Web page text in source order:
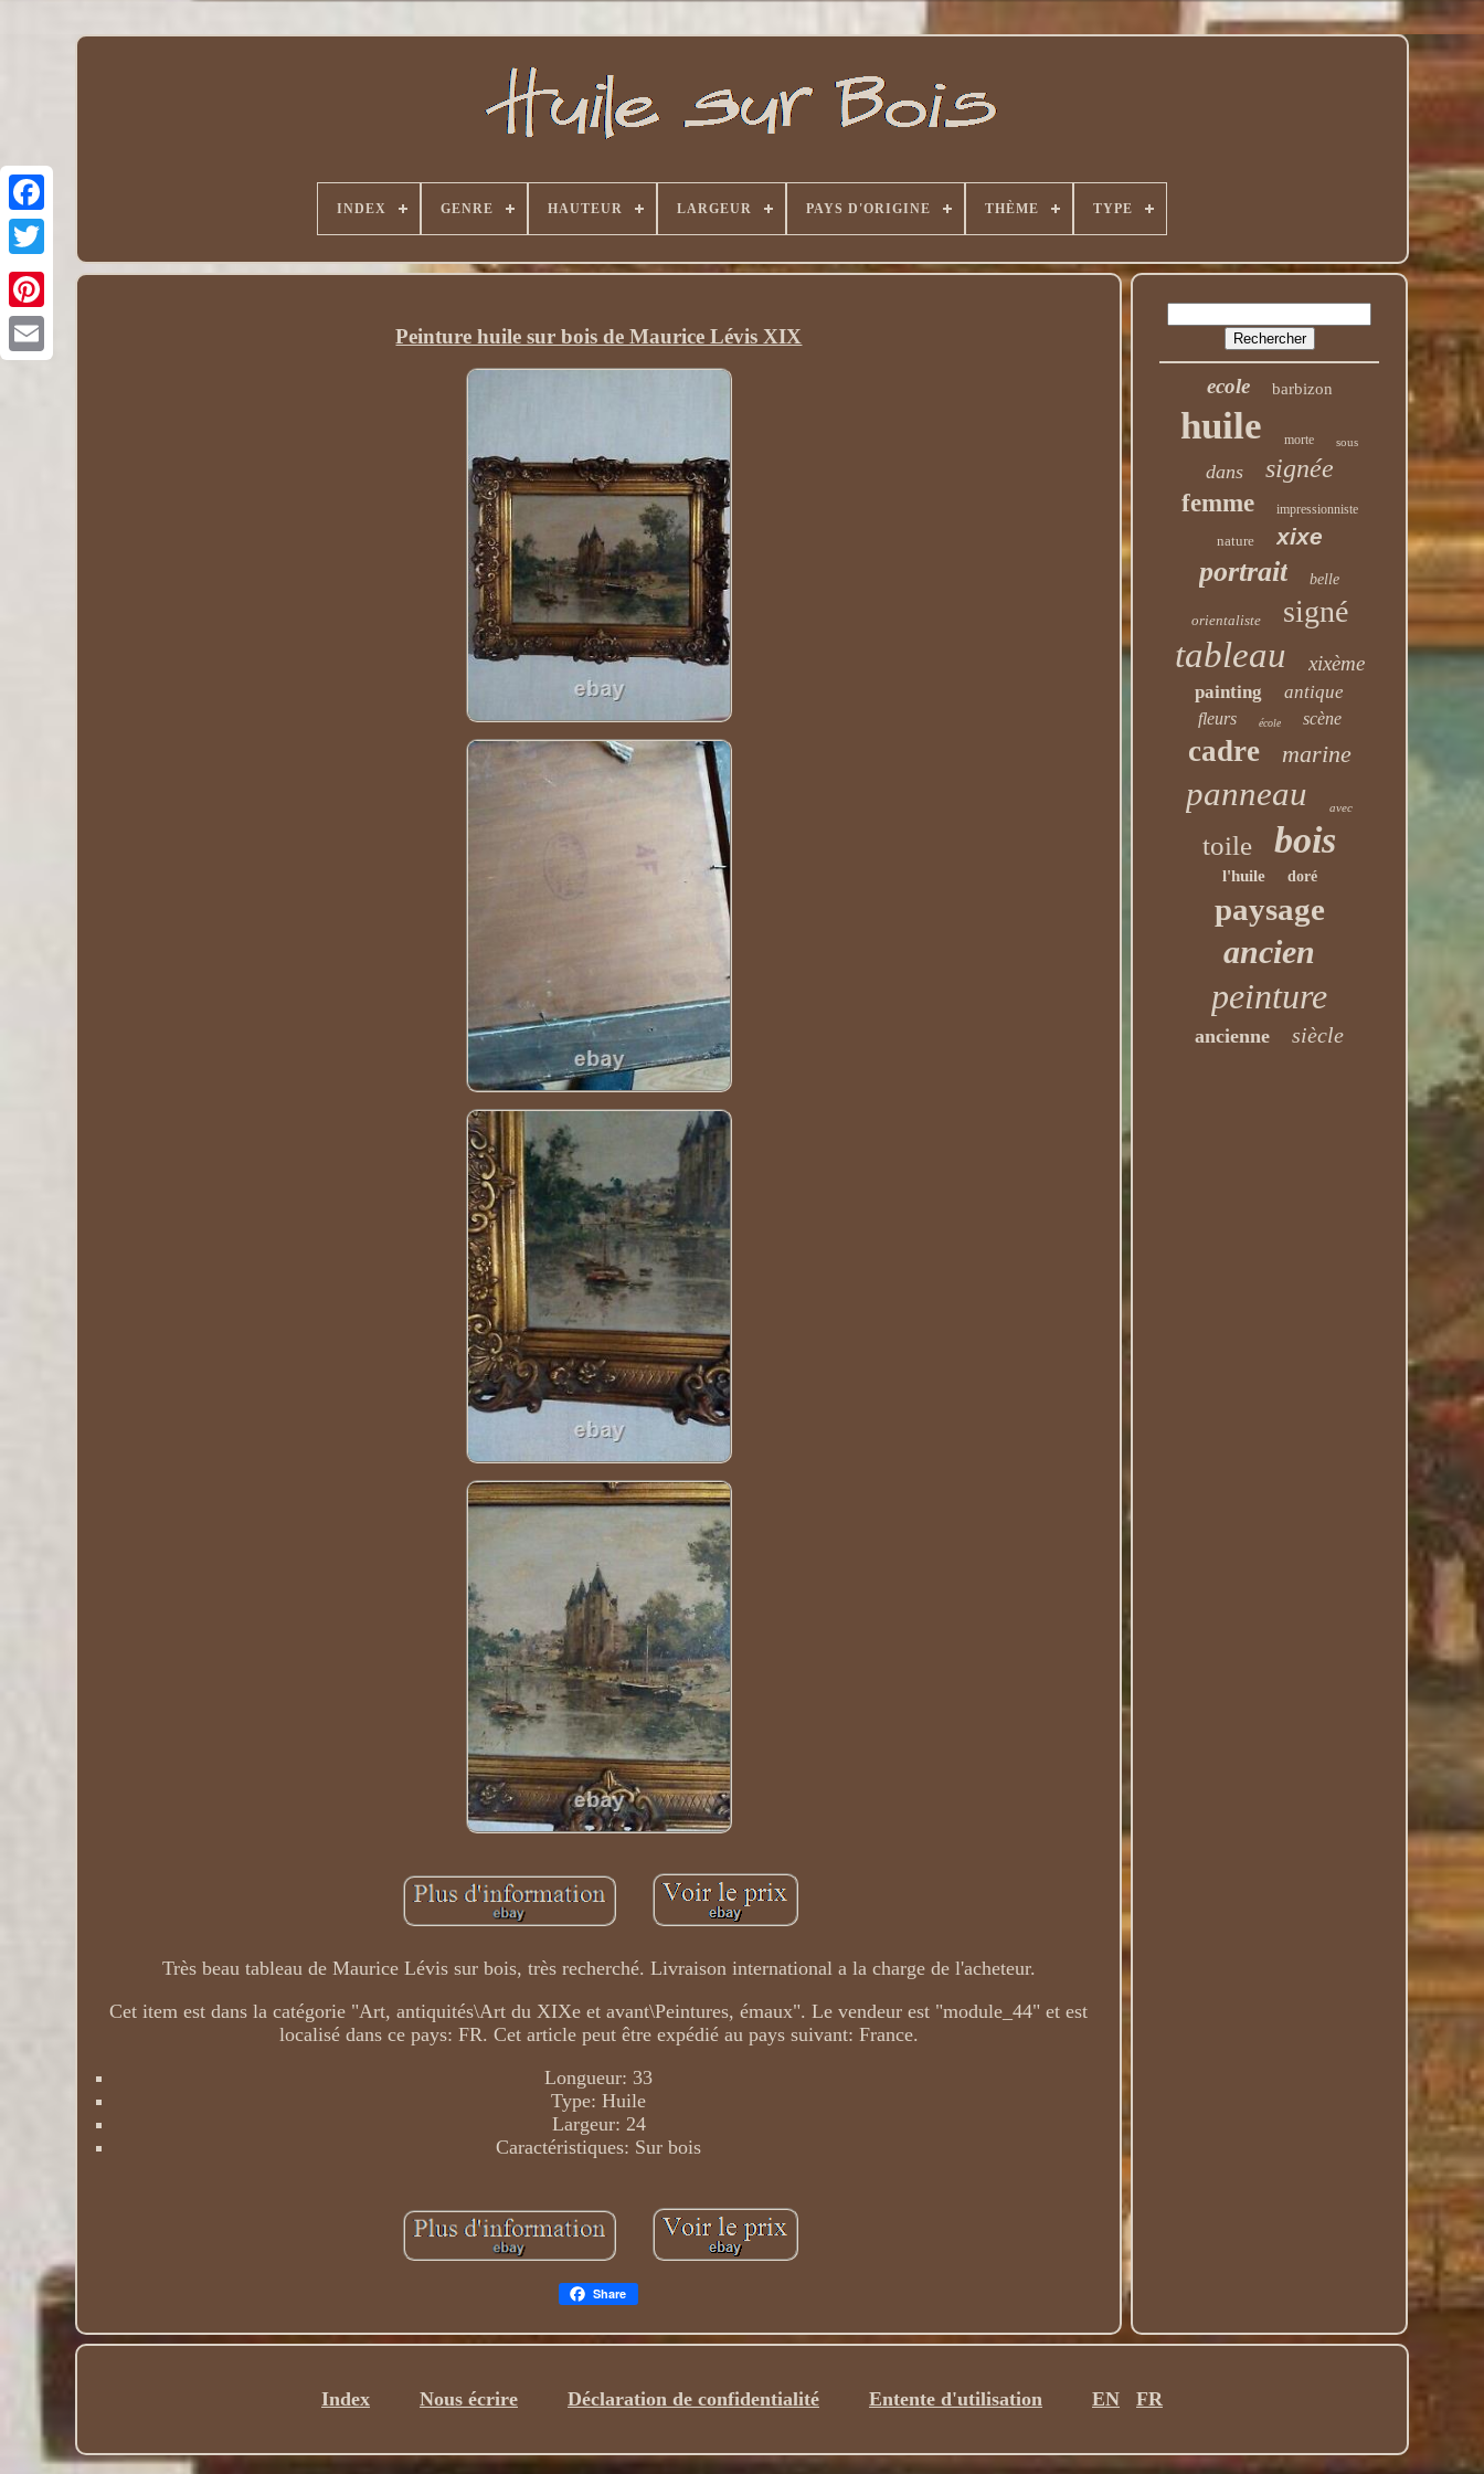
INDEX GENRE HAUTEUR LARGEUR PAYS D'ORIGINE THÈME TYPE
Peinture huile sur bois de Maurice Lévis XIX
Très beau tableau de Maurice Lévis sur bois, très recherché. Livraison international a la charge de l'acheteur.
Cet item est dans la catégorie "Art, antiquités\Art du XIXe et avant\Peintures, émaux". Le vendeur est "module_44" et est
localisé dans ce pays: FR. Cet article peut être expédié au pays suivant: France.
Longueur: 33
Type: Huile
Largeur: 24
Caractéristiques: Sur bois
Share
ecole barbizon
huile morte sous
dans signée
femme impressionniste
nature xixe
portrait belle
orientaliste signé
tableau xixème
painting antique
fleurs école scène
cadre marine
panneau avec
toile bois
l'huile doré
paysage
ancien
peinture
ancienne siècle
Index Nous écrire Déclaration de confidentialité Entente d'utilisation EN FR